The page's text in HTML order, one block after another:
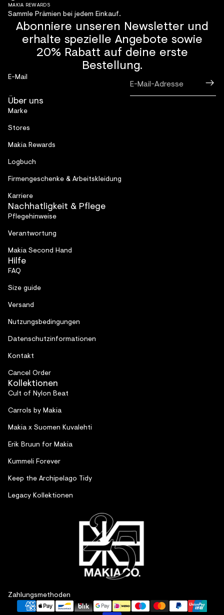
MAKIA REWARDS
Sammle Prämien bei jedem Einkauf.
Abonniere unseren Newsletter und
erhalte spezielle Angebote sowie
20% Rabatt auf deine erste
Bestellung.
E-Mail
Über uns
Marke
Stores
Makia Rewards
Logbuch
Firmen­geschenke & Arbeitskleidung
Karriere
Nachhatligkeit & Pflege
Pflegehinweise
Verantwortung
Makia Second Hand
Hilfe
FAQ
Size guide
Versand
Nutzungsbedingungen
Datenschutzinformationen
Kontakt
Cancel Order
Kollektionen
Cult of Nylon Beat
Carrols by Makia
Makia x Suomen Kuvalehti
Erik Bruun for Makia
Kummeli Forever
Keep the Archipelago Tidy
Legacy Kollektionen
Zahlungsmethoden
Datenschutzerklärung